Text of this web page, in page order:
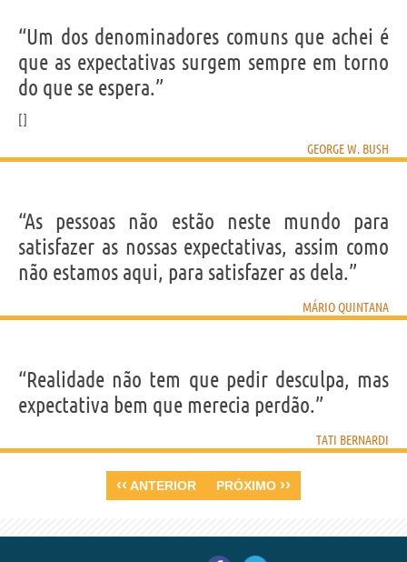
“Um dos denominadores comuns que achei é
que as expectativas surgem sempre em torno
do que se espera.”
GEORGE W. BUSH
“As pessoas não estão neste mundo para
satisfazer as nossas expectativas, assim como
não estamos aqui, para satisfazer as dela.”
MÁRIO QUINTANA
“Realidade não tem que pedir desculpa, mas
expectativa bem que merecia perdão.”
TATI BERNARDI
‹‹ ANTERIOR PRÓXIMO ››